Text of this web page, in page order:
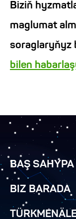
Biziň
maglumat
soraglaryňyz
bilen
BAŞ SAHYPA
BIZ BARADA